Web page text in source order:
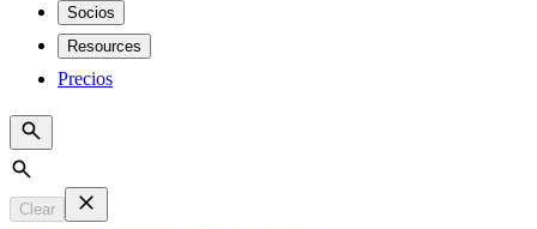
Socios
Resources
Precios
Search
Clear